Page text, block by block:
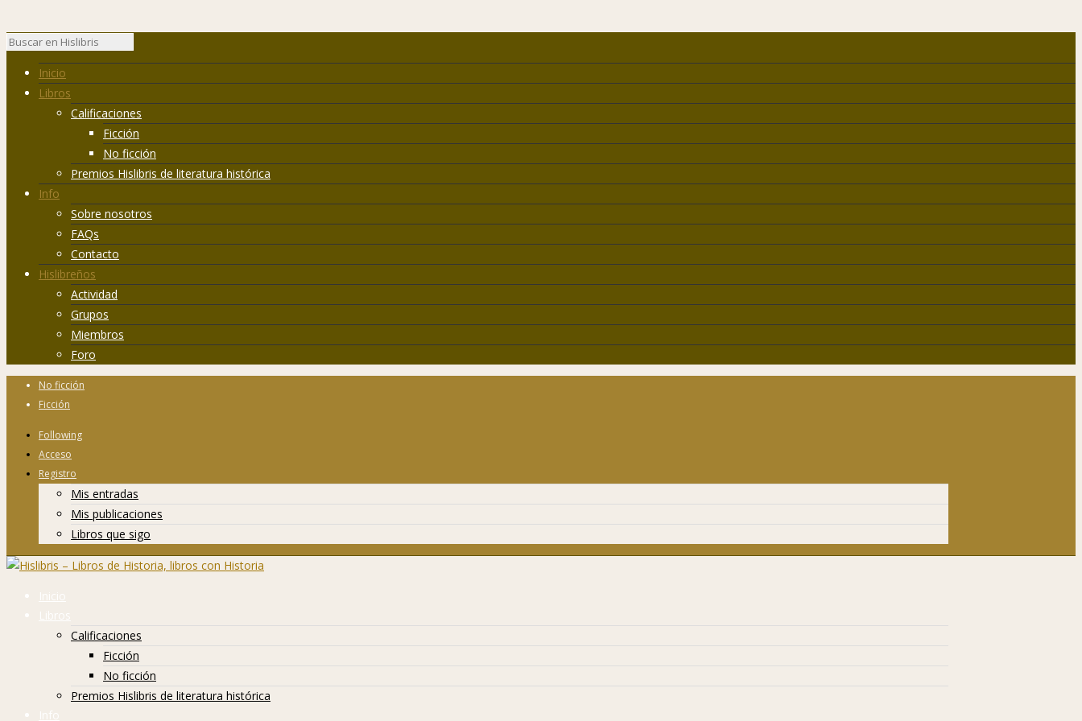
Inicio
Libros
Calificaciones
Ficción
No ficción
Premios Hislibris de literatura histórica
Info
Sobre nosotros
FAQs
Contacto
Hislibreños
Actividad
Grupos
Miembros
Foro
No ficción
Ficción
Following
Acceso
Registro
Mis entradas
Mis publicaciones
Libros que sigo
Inicio
Libros
Calificaciones
Ficción
No ficción
Premios Hislibris de literatura histórica
Info